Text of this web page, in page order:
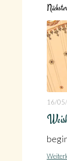
16/